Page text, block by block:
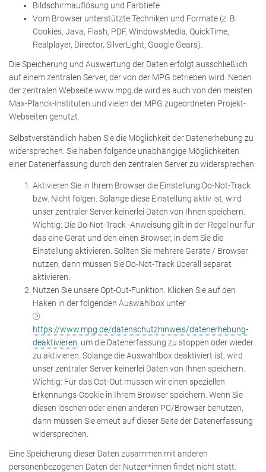
Bildschirmauflösung und Farbtiefe
Vom Browser unterstützte Techniken und Formate (z. B.
Cookies, Java, Flash, PDF, WindowsMedia, QuickTime,
Realplayer, Director, SilverLight, Google Gears).
Die Speicherung und Auswertung der Daten erfolgt ausschließlich
auf einem zentralen Server, der von der MPG betrieben wird. Neben
der zentralen Webseite www.mpg.de wird es auch von den meisten
Max-Planck-Instituten und vielen der MPG zugeordneten Projekt-
Webseiten genutzt.
Selbstverständlich haben Sie die Möglichkeit der Datenerhebung zu
widersprechen. Sie haben folgende unabhängige Möglichkeiten
einer Datenerfassung durch den zentralen Server zu widersprechen:
Aktivieren Sie in Ihrem Browser die Einstellung Do-Not-Track
bzw. Nicht folgen. Solange diese Einstellung aktiv ist, wird
unser zentraler Server keinerlei Daten von Ihnen speichern.
Wichtig: Die Do-Not-Track -Anweisung gilt in der Regel nur für
das eine Gerät und den einen Browser, in dem Sie die
Einstellung aktivieren. Sollten Sie mehrere Geräte / Browser
nutzen, dann müssen Sie Do-Not-Track überall separat
aktivieren.
Nutzen Sie unsere Opt-Out-Funktion. Klicken Sie auf den
Haken in der folgenden Auswahlbox unter
https://www.mpg.de/datenschutzhinweis/datenerhebung-
deaktivieren, um die Datenerfassung zu stoppen oder wieder
zu aktivieren. Solange die Auswahlbox deaktiviert ist, wird
unser zentraler Server keinerlei Daten von Ihnen speichern.
Wichtig: Für das Opt-Out müssen wir einen speziellen
Erkennungs-Cookie in Ihrem Browser speichern. Wenn Sie
diesen löschen oder einen anderen PC/Browser benutzen,
dann müssen Sie erneut auf dieser Seite der Datenerfassung
widersprechen.
Eine Speicherung dieser Daten zusammen mit anderen
personenbezogenen Daten der Nutzer*innen findet nicht statt.